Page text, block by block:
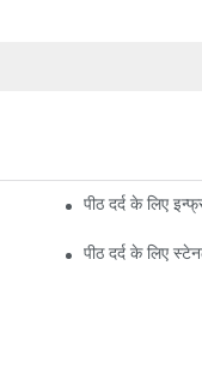
पीठ दर्द के लिए
पीठ दर्द के लिए